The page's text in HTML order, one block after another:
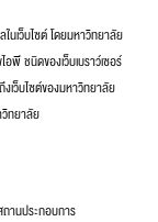
เว็บไซต์ โดยมหาวิทยาลัย
พี ชนิดของเว็บเบราว์เซอร์
งเว็บไซต์ของมหาวิทยาลัย
ทยาลัย
นประกอบการ